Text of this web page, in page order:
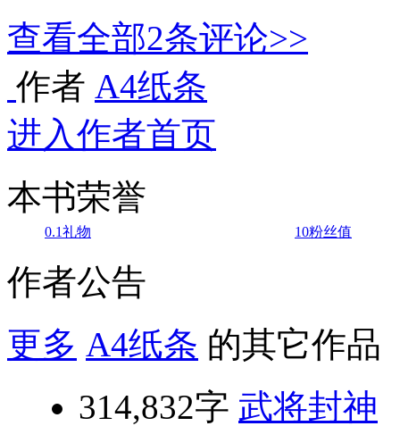
查看全部2条评论>>
作者 A4纸条
进入作者首页
本书荣誉
0.1礼物 10粉丝值
作者公告
更多 A4纸条 的其它作品
314,832字 武将封神